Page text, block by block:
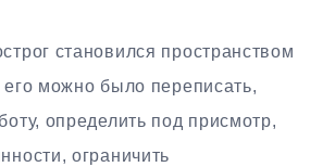
становился пространством
его можно было переписать,
определить под присмотр,
ограничить